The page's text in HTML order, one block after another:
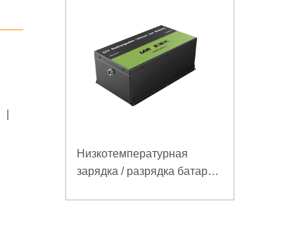
Низкотемпературная
зарядка / разрядка батареи